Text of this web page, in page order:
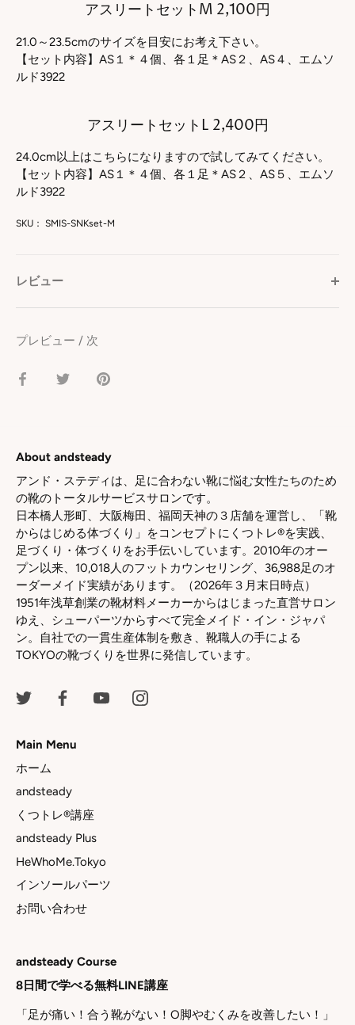
アスリートセットM 2,100円
21.0～23.5cmのサイズを目安にお考え下さい。
【セット内容】AS１＊４個、各１足＊AS２、AS４、エムソ
ルド3922
アスリートセットL 2,400円
24.0cm以上はこちらになりますので試してみてください。
【セット内容】AS１＊４個、各１足＊AS２、AS５、エムソ
ルド3922
SKU： SMIS-SNKset-M
レビュー
プレビュー / 次
facebookTwitterpinterest
About andsteady
アンド・ステディは、足に合わない靴に悩む女性たちのため
の靴のトータルサービスサロンです。
日本橋人形町、大阪梅田、福岡天神の３店舗を運営し、「靴
からはじめる体づくり」をコンセプトにくつトレ®を実践、
足づくり・体づくりをお手伝いしています。2010年のオー
プン以来、10,018人のフットカウンセリング、36,988足のオ
ーダーメイド実績があります。（2026年３月末日時点）
1951年浅草創業の靴材料メーカーからはじまった直営サロン
ゆえ、シューパーツからすべて完全メイド・イン・ジャパ
ン。自社での一貫生産体制を敷き、靴職人の手による
TOKYOの靴づくりを世界に発信しています。
Main Menu
ホーム
andsteady
くつトレ®講座
andsteady Plus
HeWhoMe.Tokyo
インソールパーツ
お問い合わせ
andsteady Course
8日間で学べる無料LINE講座
「足が痛い！合う靴がない！O脚やむくみを改善したい！」